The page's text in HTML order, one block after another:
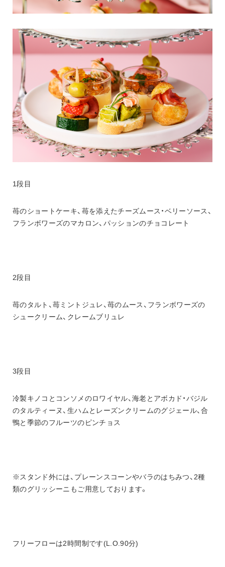
1段目
苺のショートケーキ、苺を添えたチーズムース・ベリーソース、
フランボワーズのマカロン、パッションのチョコレート
2段目
苺のタルト、苺ミントジュレ、苺のムース、フランボワーズの
シュークリーム、クレームブリュレ
3段目
冷製キノコとコンソメのロワイヤル、海老とアボカド・バジル
のタルティーヌ、生ハムとレーズンクリームのグジェール、合
鴨と季節のフルーツのピンチョス
※スタンド外には、プレーンスコーンやバラのはちみつ、2種
類のグリッシーニもご用意しております。
フリーフローは2時間制です(L.O.90分)